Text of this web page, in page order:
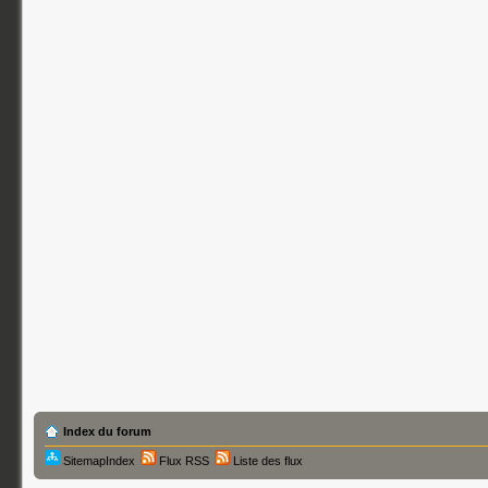
Index du forum
SitemapIndex Flux RSS Liste des flux